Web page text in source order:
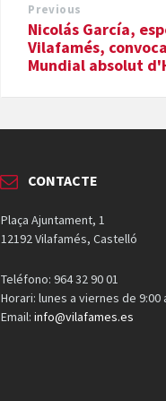
Previous
Nicolás García,
Vilafamés,
Mundial absolut
CONTACTE
Plaça Ajuntament, 1
12192 Vilafamés, Castelló
Teléfono: 964 32 90 01
Horari: lunes a viernes de 9:00
Email:info@vilafames.es